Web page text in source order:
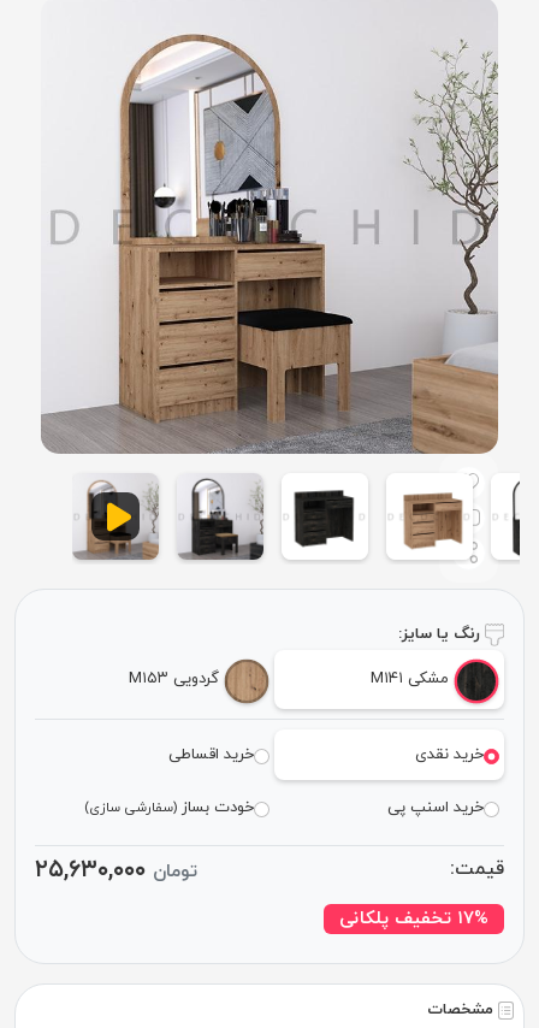
مشخصات
رنگ یا سایز:
مشکی M۱۴۱ گردویی M۱۵۳
خرید نقدی خرید اقساطی
خرید اسنپ پی خودت بساز(سفارشی سازی)
قیمت: تومان ۲۵,۶۳۰,۰۰۰
۱۷% تخفیف پلکانی